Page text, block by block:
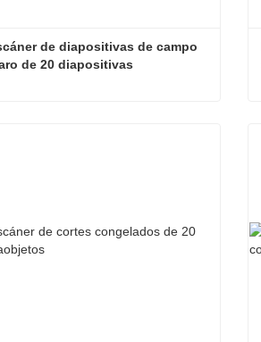
de diapositivas de campo
de 20 diapositivas